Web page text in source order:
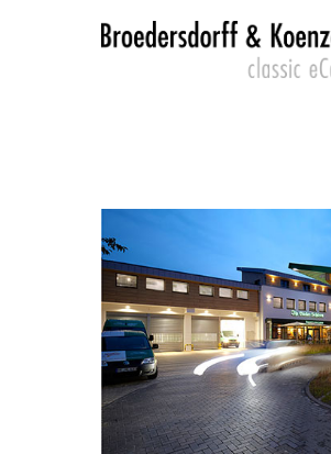
Login
Anmelden
Register|Lost your password?